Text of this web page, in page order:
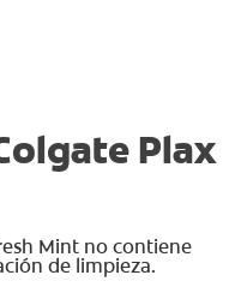
Plax
Mint no contiene
de limpieza.